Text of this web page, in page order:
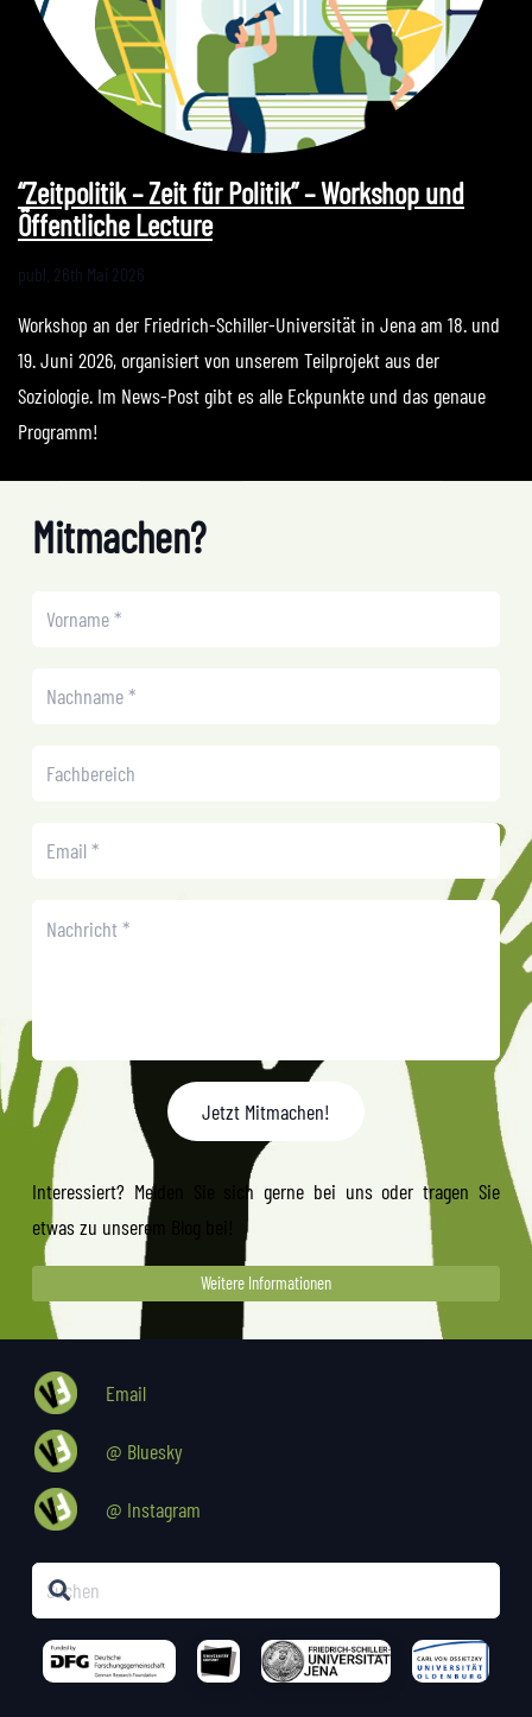
“Zeitpolitik – Zeit für Politik” – Workshop und
Öffentliche Lecture
publ. 26th Mai 2026
Workshop an der Friedrich-Schiller-Universität in Jena am 18. und
19. Juni 2026, organisiert von unserem Teilprojekt aus der
Soziologie. Im News-Post gibt es alle Eckpunkte und das genaue
Programm!
Mitmachen?
Jetzt Mitmachen!
Interessiert? Melden Sie sich gerne bei uns oder tragen Sie
etwas zu unserem Blog bei!
Weitere Informationen
Email
@ Bluesky
@ Instagram